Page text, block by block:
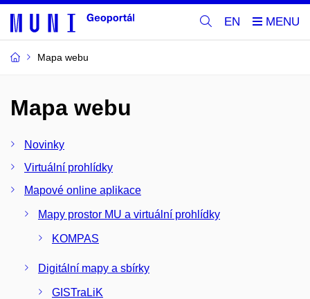
EN
Mapa webu
Mapa webu
Novinky
Virtuální prohlídky
Mapové online aplikace
Mapy prostor MU a virtuální prohlídky
KOMPAS
Digitální mapy a sbírky
GISTraLiK